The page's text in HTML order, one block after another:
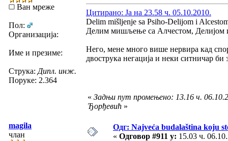
Ван мреже
Пол:
Организација:
Име и презиме:
Струка: Дипл. инж.
Поруке: 2.364
Цитирано: Ja на 23.58 ч. 05.10.2010.
Delim mišljenje sa Psiho-Delijom i
Делим мишљење са Алчестом, Делијом
Него, мене много више нервира кад
двострука негација и неки ситничар
« Задњи пут промењено: 13.16 ч.
Ђорђевић »
magila
члан
Одг: Najveća budalaština koju
« Одговор #911 у: 15.03 ч.